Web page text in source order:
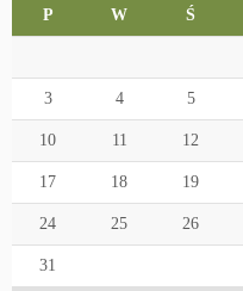
P W Ś
3 4 5
10 11 12
17 18 19
24 25 26
31